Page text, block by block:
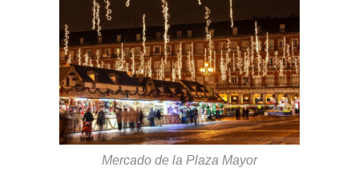
Mercado de la Plaza Mayor